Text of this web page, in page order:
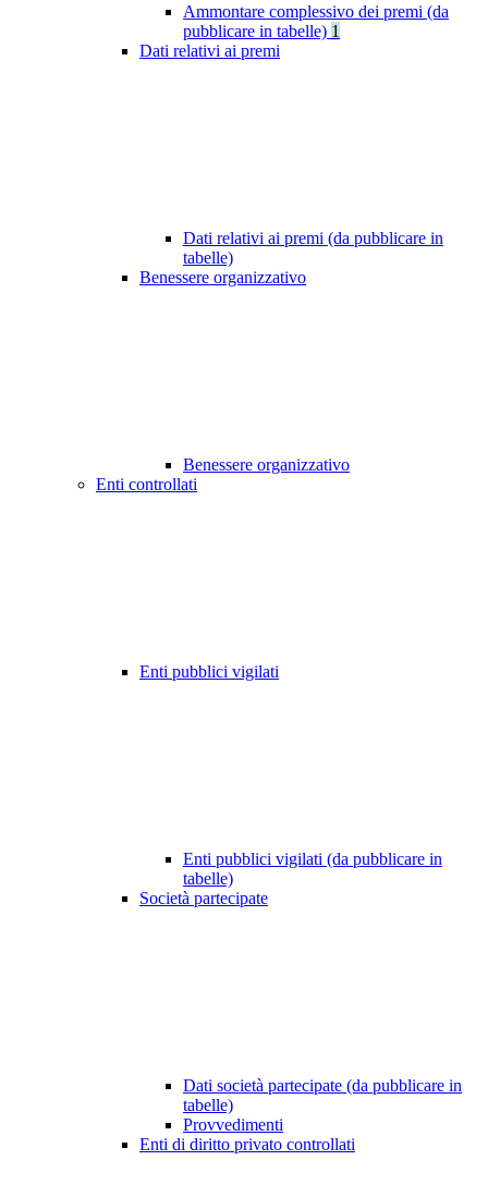
Ammontare complessivo dei premi (da
pubblicare in tabelle) 1
Dati relativi ai premi
Dati relativi ai premi (da pubblicare in
tabelle)
Benessere organizzativo
Benessere organizzativo
Enti controllati
Enti pubblici vigilati
Enti pubblici vigilati (da pubblicare in
tabelle)
Società partecipate
Dati società partecipate (da pubblicare in
tabelle)
Provvedimenti
Enti di diritto privato controllati